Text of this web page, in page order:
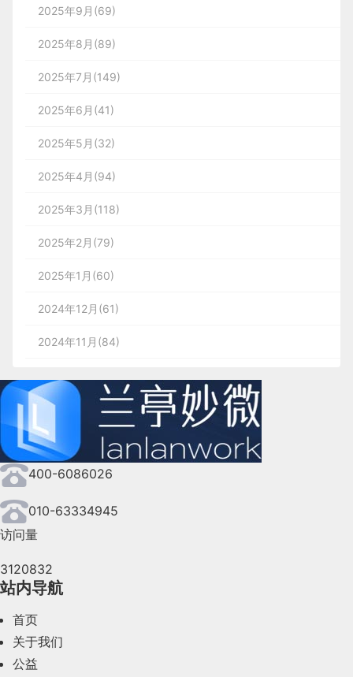
2025年9月(69)
2025年8月(89)
2025年7月(149)
2025年6月(41)
2025年5月(32)
2025年4月(94)
2025年3月(118)
2025年2月(79)
2025年1月(60)
2024年12月(61)
2024年11月(84)
2024年9月(144)
2024年8月(164)
2024年7月(107)
2024年6月(63)
2024年4月(44)
2024年2月(58)
400-6086026
010-63334945
访问量
3120832
站内导航
首页
关于我们
公益